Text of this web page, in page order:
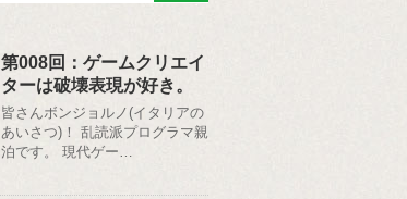
第008回：ゲームクリエイ
ターは破壊表現が好き。
皆さんボンジョルノ(イタリアの
あいさつ)！ 乱読派プログラマ親
泊です。 現代ゲー…